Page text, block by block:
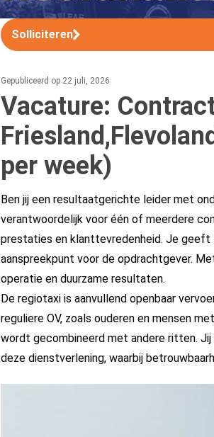
Solliciteren
Gepubliceerd op 22 juli, 2026
Vacature:
per week)
Ben jij een resultaatgerichte leider met
verantwoordelijk voor één of meerdere
prestaties en klanttevredenheid. Je geeft
aanspreekpunt voor de opdrachtgever.
operatie en duurzame resultaten.
De regiotaxi is aanvullend openbaar
reguliere OV, zoals ouderen en mensen
wordt gecombineerd met andere ritten.
deze dienstverlening, waarbij